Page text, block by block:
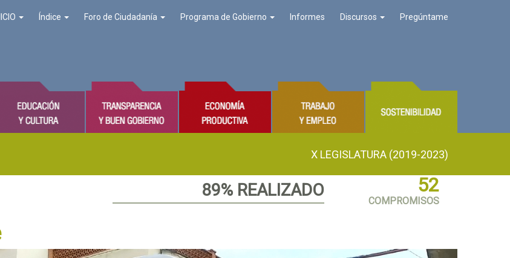
Índice Foro de Ciudadanía Programa de Gobierno Informes Discursos Pregúntame
X LEGISLATURA (2019-2023)
89% REALIZADO 52
COMPROMISOS